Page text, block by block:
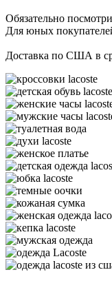
Обязательно
Для юных
Доставка по США в